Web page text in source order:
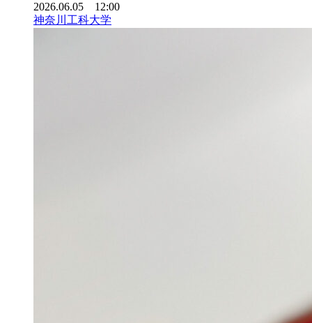
2026.06.05 12:00
神奈川工科大学